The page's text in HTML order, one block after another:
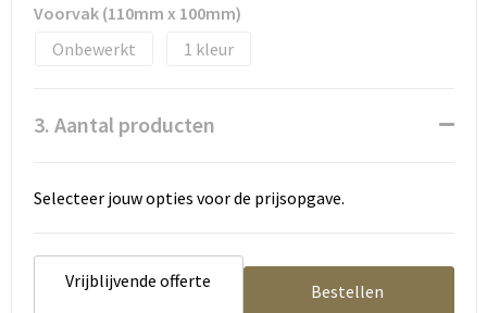
Tassen en Rugzakken
Verzorging en Wellness
Ondergoed, Sokken en Nachtkleding
Peuters en Baby's
Voorvak (110mm x 100mm)
Onbewerkt
1
3. Aantal producten
Selecteer jouw opties voor de prijsopgave.
Vrijblijvende offerte Bestellen